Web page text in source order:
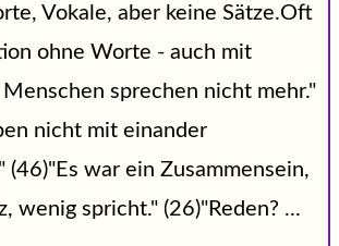
Vokale, aber keine Sätze.Oft
ohne Worte - auch mit
sprechen nicht mehr."
nicht mit einander
(46)"Es war ein Zusammensein,
wenig spricht." (26)"Reden? ...